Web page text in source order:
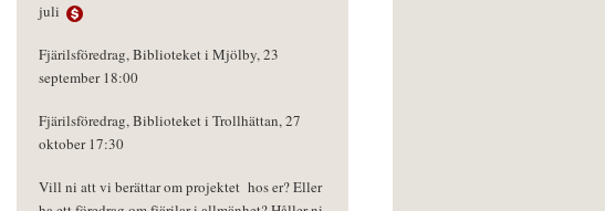
juli
Fjärilsföredrag, Biblioteket i Mjölby, 23
september 18:00
Fjärilsföredrag, Biblioteket i Trollhättan, 27
oktober 17:30
Vill ni att vi berättar om projektet hos er? Eller